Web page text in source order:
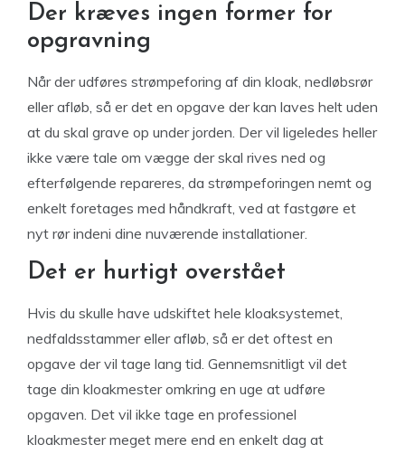
Der kræves ingen former for
opgravning
Når der udføres strømpeforing af din kloak, nedløbsrør
eller afløb, så er det en opgave der kan laves helt uden
at du skal grave op under jorden. Der vil ligeledes heller
ikke være tale om vægge der skal rives ned og
efterfølgende repareres, da strømpeforingen nemt og
enkelt foretages med håndkraft, ved at fastgøre et
nyt rør indeni dine nuværende installationer.
Det er hurtigt overstået
Hvis du skulle have udskiftet hele kloaksystemet,
nedfaldsstammer eller afløb, så er det oftest en
opgave der vil tage lang tid. Gennemsnitligt vil det
tage din kloakmester omkring en uge at udføre
opgaven. Det vil ikke tage en professionel
kloakmester meget mere end en enkelt dag at